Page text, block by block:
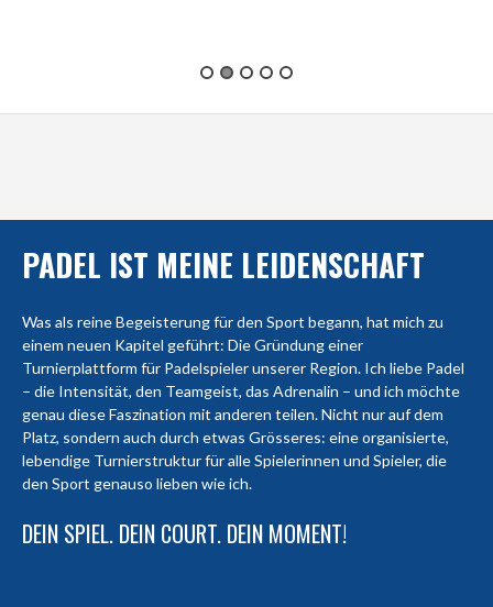
PADEL IST MEINE LEIDENSCHAFT
Was als reine Begeisterung für den Sport begann, hat mich zu
einem neuen Kapitel geführt: Die Gründung einer
Turnierplattform für Padelspieler unserer Region. Ich liebe Padel
– die Intensität, den Teamgeist, das Adrenalin – und ich möchte
genau diese Faszination mit anderen teilen. Nicht nur auf dem
Platz, sondern auch durch etwas Grösseres: eine organisierte,
lebendige Turnierstruktur für alle Spielerinnen und Spieler, die
den Sport genauso lieben wie ich.
DEIN SPIEL. DEIN COURT. DEIN MOMENT!